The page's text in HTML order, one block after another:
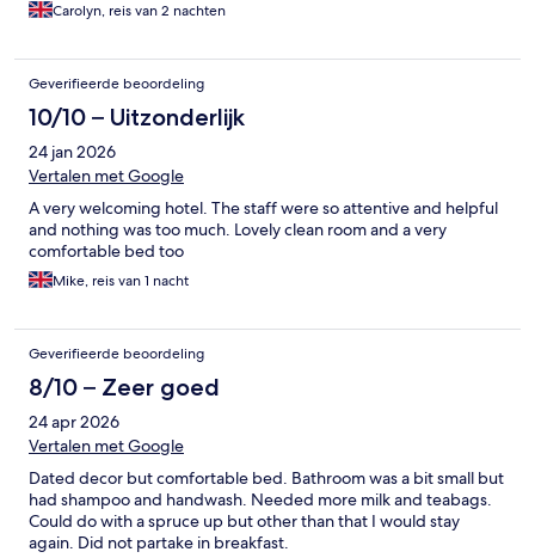
Carolyn, reis van 2 nachten
Geverifieerde beoordeling
10/10 – Uitzonderlijk
24 jan 2026
Vertalen met Google
A very welcoming hotel. The staff were so attentive and helpful
and nothing was too much. Lovely clean room and a very
comfortable bed too
Mike, reis van 1 nacht
Geverifieerde beoordeling
8/10 – Zeer goed
24 apr 2026
Vertalen met Google
Dated decor but comfortable bed. Bathroom was a bit small but
had shampoo and handwash. Needed more milk and teabags.
Could do with a spruce up but other than that I would stay
again. Did not partake in breakfast.